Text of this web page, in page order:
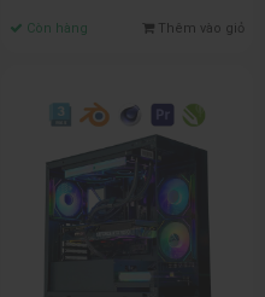
Còn hàng Thêm vào giỏ